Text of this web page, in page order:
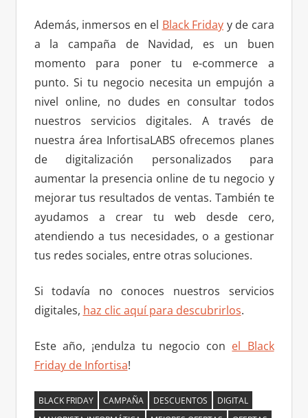
Además, inmersos en el Black Friday y de cara
a la campaña de Navidad, es un buen
momento para poner tu e-commerce a
punto. Si tu negocio necesita un empujón a
nivel online, no dudes en consultar todos
nuestros servicios digitales. A través de
nuestra área InfortisaLABS ofrecemos planes
de digitalización personalizados para
aumentar la presencia online de tu negocio y
mejorar tus resultados de ventas. También te
ayudamos a crear tu web desde cero,
atendiendo a tus necesidades, o a gestionar
tus redes sociales, entre otras soluciones.
Si todavía no conoces nuestros servicios
digitales, haz clic aquí para descubrirlos.
Este año, ¡endulza tu negocio con el Black
Friday de Infortisa!
BLACK FRIDAY CAMPAÑA DESCUENTOS
DIGITAL